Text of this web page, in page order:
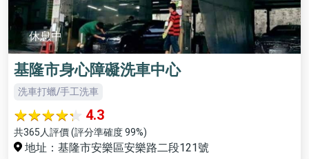
休息中
基隆市身心障礙洗車中心
洗車打蠟/手工洗車
4.3
共365人評價 (評分準確度 99%)
地址：基隆市安樂區安樂路二段121號